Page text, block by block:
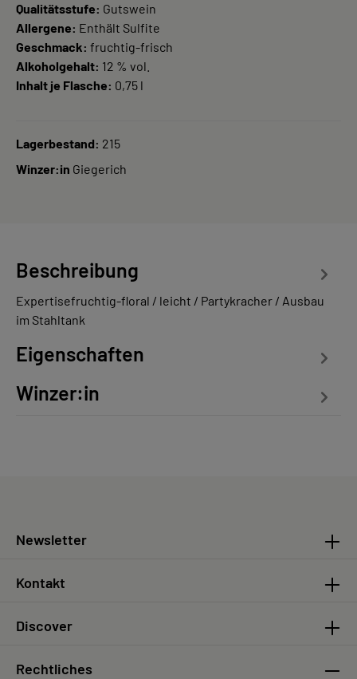
Qualitätsstufe: Gutswein
Allergene: Enthält Sulfite
Geschmack: fruchtig-frisch
Alkoholgehalt: 12 % vol.
Inhalt je Flasche: 0,75 l
Lagerbestand: 215
Winzer:in Giegerich
Beschreibung
Expertisefruchtig-floral / leicht / Partykracher / Ausbau
im Stahltank
Eigenschaften
Winzer:in
Newsletter
Discover
Kontakt
Rechtliches